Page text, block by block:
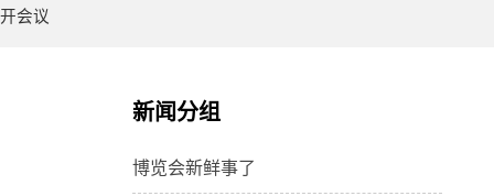
会议
新闻分组
博览会新鲜事了